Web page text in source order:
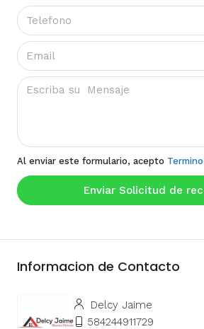
Al enviar este formulario, acepto
Enviar Solicitud de
Informacion de Contacto
Delcy Jaime
584244911729